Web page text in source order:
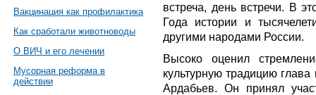
Вакцинация как профилактика
Как сработали животноводы
О ВИЧ и его лечении
Мусорная реформа в
действии
встреча, день встречи. В
Года истории и
другими народами России.
Высоко оценил
культурную традицию
Ардабьев. Он принял